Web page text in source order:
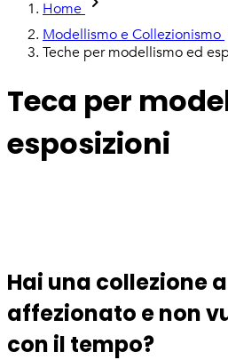
Home
Modellismo e Collezionismo
Teche per modellismo ed
Teca per
esposizioni
Hai una collezione
affezionato e non
con il tempo?